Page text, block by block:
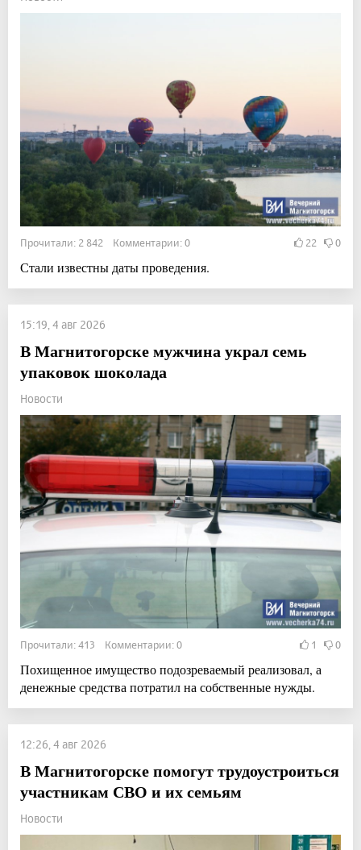
Прочитали: 2 842 Комментарии: 0 22 0
Стали известны даты проведения.
15:19, 4 авг 2026
В Магнитогорске мужчина украл семь
упаковок шоколада
Новости
Прочитали: 413 Комментарии: 0 1 0
Похищенное имущество подозреваемый реализовал, а
денежные средства потратил на собственные нужды.
12:26, 4 авг 2026
В Магнитогорске помогут трудоустроиться
участникам СВО и их семьям
Новости